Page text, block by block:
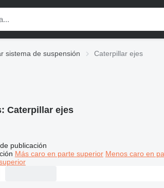
sistema de suspensión Caterpillar ejes
Caterpillar ejes
publicación
Más caro en parte superior Menos caro en